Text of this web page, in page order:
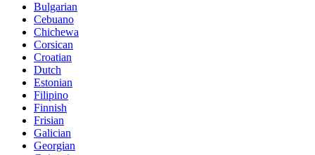
Bulgarian
Cebuano
Chichewa
Corsican
Croatian
Dutch
Estonian
Filipino
Finnish
Frisian
Galician
Georgian